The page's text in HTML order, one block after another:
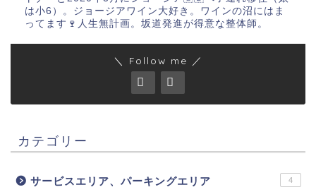
は小6）。ジョージアワイン大好き。ワインの沼にはま
ってます🍷人生無計画。坂道発進が得意な整体師。
＼ Follow me ／
カテゴリー
サービスエリア、パーキングエリア 4